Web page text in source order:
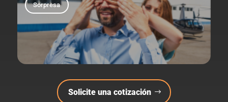
Sorpresa
Solicite una cotización